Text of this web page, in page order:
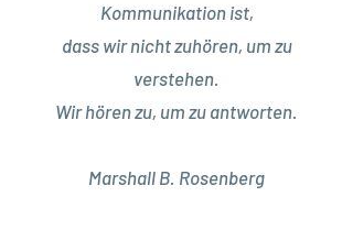
Kommunikation ist,
dass wir nicht zuhören, um zu
verstehen.
Wir hören zu, um zu antworten.
Marshall B. Rosenberg